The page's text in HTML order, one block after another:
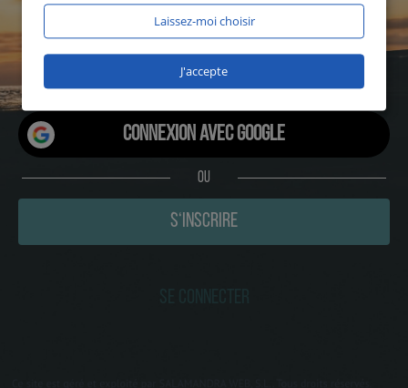
1868 utilisateurs en ligne sur
5a7coquin en ce moment!
Connexion avec Google
OU
S‘INSCRIRE
Laissez-moi choisir
J'accepte